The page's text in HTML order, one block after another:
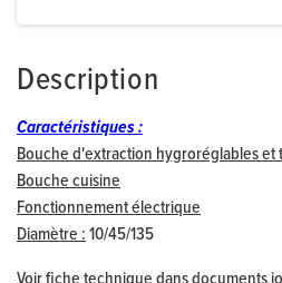
Description
Caractéristiques :
Bouche d'extraction hygroréglables et
Bouche cuisine
Fonctionnement électrique
Diamètre :10/45/135